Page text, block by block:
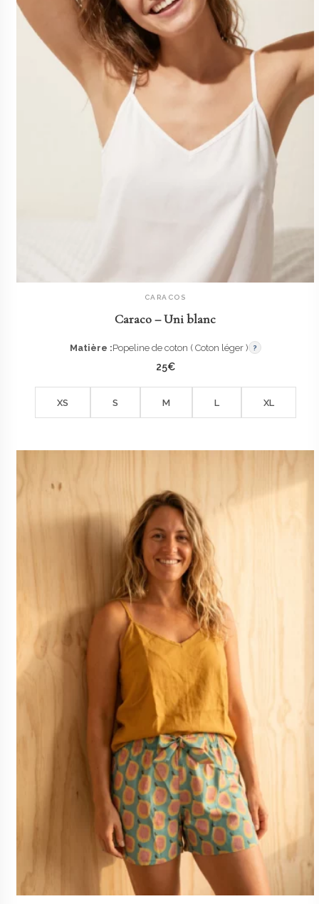
AJOUTER AU PANIER
CARACOS
Caraco – Uni blanc
Matière :Popeline de coton ( Coton léger ) ?
25€
XS S M L XL